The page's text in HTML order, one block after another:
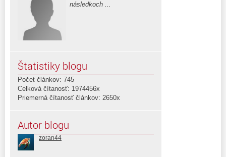
následkoch ...
Štatistiky blogu
Počet článkov: 745
Celková čítanosť: 1974456x
Priemerná čítanosť článkov: 2650x
Autor blogu
zoran44